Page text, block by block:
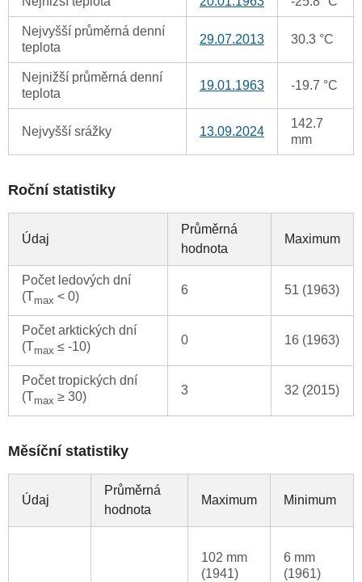
Nejvyšší průměrná denní
teplota
29.07.2013 30.3 °C
Nejnižší průměrná denní
teplota
19.01.1963 -19.7 °C
Nejvyšší srážky 13.09.2024
142.7
mm
Roční statistiky
Údaj
Průměrná
hodnota
Maximum
Počet ledových dní
(Tmax < 0) 6 51 (1963)
Počet arktických dní
(Tmax ≤ -10) 0 16 (1963)
Počet tropických dní
(Tmax ≥ 30) 3 32 (2015)
Měsíční statistiky
Údaj
Průměrná
hodnota
Maximum Minimum
102 mm
(1941)
6 mm
(1961)